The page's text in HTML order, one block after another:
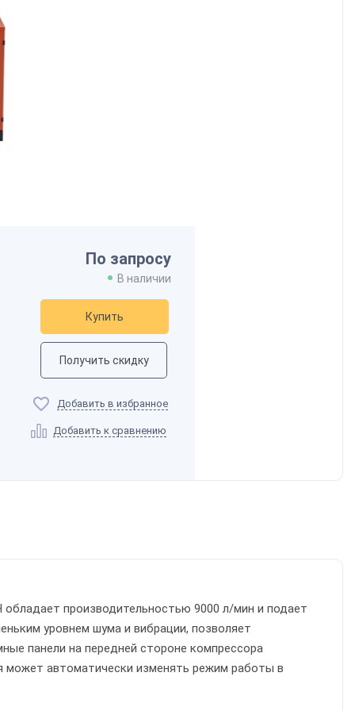
По запросу
В наличии
Купить
Получить скидку
Добавить в избранное
Добавить к сравнению
производительностью 9000 л/мин и подает
уровнем шума и вибрации, позволяет
панели на передней стороне компрессора
может автоматически изменять режим работы в